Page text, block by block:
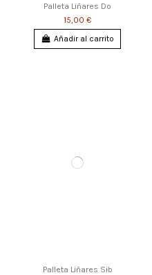
Palleta Liñares Do
15,00 €
Añadir al carrito
Palleta Liñares Sib